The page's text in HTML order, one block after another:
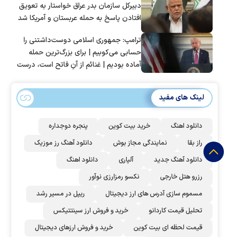
دبیرکل سازمان بدر عراق خواستار به تعویق
افتادن پاسخ به حمله عربستان و آمریکا شد
ترامپ: جمهوری اسلامی دوست‌داشتنی را
حسابی می‌کوبیم | برای بزرگ‌ترین حمله
آماده بودیم | غنائم از آنِ فاتح است، درست
لینک های مفید
دانلود اهنگ خرید بیت کوین
پنجره دوجداره
راز بقا
نمایندگی مجاز بوش
دانلود آهنگ رز‌ موزیک
دانلود آهنگ جدید
آلپاری
دانلود اهنگ
رزرو هتل خارجی
نکسو رمزارزی نوآور
مسموم سازی آدرس های ارز دیجیتال
ریپل در مسیر رشد
تحلیل قیمت کاردانو
خرید و فروش ارز سینتتیکس
قیمت لحظه ای بیت کوین
خرید و فروش ارزهای دیجیتال